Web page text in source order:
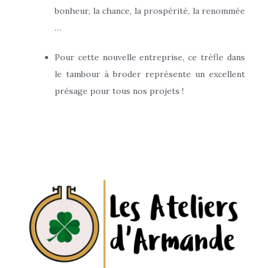
bonheur, la chance, la prospérité, la renommée
…
Pour cette nouvelle entreprise, ce trèfle dans
le tambour à broder représente un excellent
présage pour tous nos projets !